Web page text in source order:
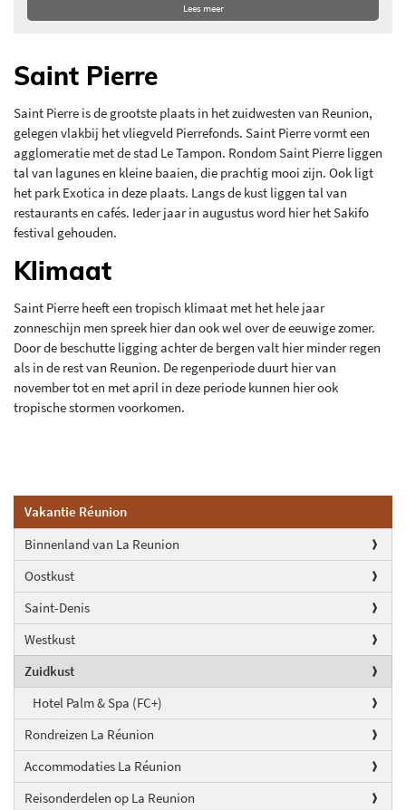
Vakantie Réunion
Binnenland van La Reunion
Oostkust
Saint-Denis
Westkust
Zuidkust
Hotel Palm & Spa (FC+)
Rondreizen La Réunion
Accommodaties La Réunion
Reisonderdelen op La Reunion
Lees meer
Saint Pierre
Saint Pierre is de grootste plaats in het zuidwesten van Reunion,
gelegen vlakbij het vliegveld Pierrefonds. Saint Pierre vormt een
agglomeratie met de stad Le Tampon. Rondom Saint Pierre liggen
tal van lagunes en kleine baaien, die prachtig mooi zijn. Ook ligt
het park Exotica in deze plaats. Langs de kust liggen tal van
restaurants en cafés. Ieder jaar in augustus word hier het Sakifo
festival gehouden.
Klimaat
Saint Pierre heeft een tropisch klimaat met het hele jaar
zonneschijn men spreek hier dan ook wel over de eeuwige zomer.
Door de beschutte ligging achter de bergen valt hier minder regen
als in de rest van Reunion. De regenperiode duurt hier van
november tot en met april in deze periode kunnen hier ook
tropische stormen voorkomen.